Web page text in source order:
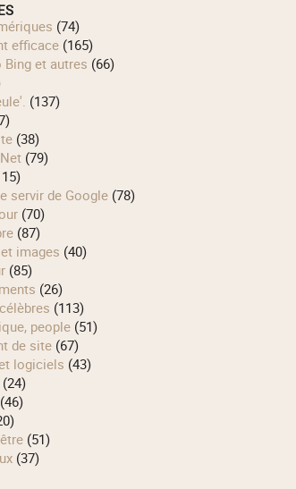
(74)
efficace(165)
Bing et autres (66)
(137)
(38)
(79)
servir de Google(78)
(70)
(87)
et images (40)
(85)
(26)
(113)
people(51)
de site(67)
logiciels (43)
(51)
(37)